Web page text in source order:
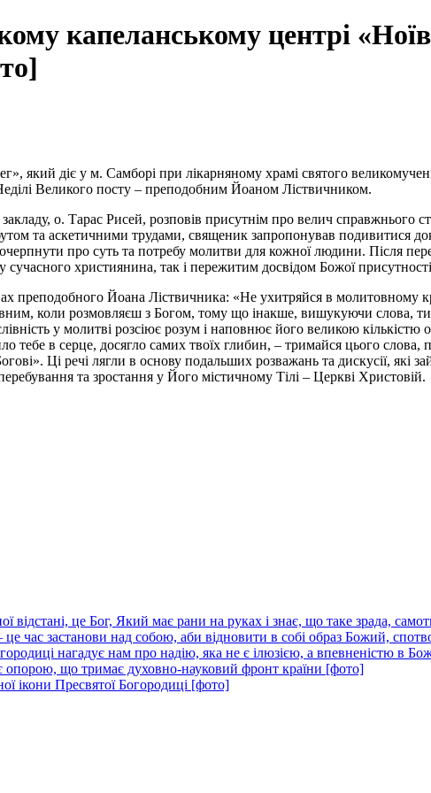
капеланському центрі
який діє у м. Самборі при лікарняному храмі святого
Великого посту – преподобним Йоаном Ліствичником.
о. Тарас Рисей, розповів присутнім про велич
та аскетичними трудами, священик запропонував подивитися
про суть та потребу молитви для кожної людини. Після
християнина, так і пережитим досвідом Божої
преподобного Йоана Ліствичника: «Не ухитряйся в молитовному
коли розмовляєш з Богом, тому що інакше, вишукуючи слова,
у молитві розсіює розум і наповнює його великою
тебе в серце, досягло самих твоїх глибин, – тримайся цього
Ці речі лягли в основу подальших розважань та дискусії, які
та зростання у Його містичному Тілі – Церкві Христовій.
це Бог, Який має рани на руках і знає, що таке зрада,
час застанови над собою, аби відновити в собі образ Божий,
нагадує нам про надію, яка не є ілюзією, а впевненістю в
опорою, що тримає духовно-науковий фронт країни [фото]
ікони Пресвятої Богородиці [фото]